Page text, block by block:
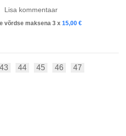
Lisa kommentaar
võrdse maksena 3 x 15,00 €
43 44 45 46
47